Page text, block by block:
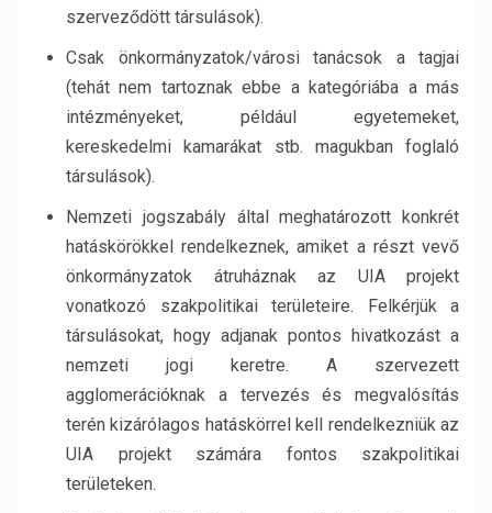
szerveződött társulások).
Csak önkormányzatok/városi tanácsok a tagjai
(tehát nem tartoznak ebbe a kategóriába a más
intézményeket, például egyetemeket,
kereskedelmi kamarákat stb. magukban foglaló
társulások).
Nemzeti jogszabály által meghatározott konkrét
hatáskörökkel rendelkeznek, amiket a részt vevő
önkormányzatok átruháznak az UIA projekt
vonatkozó szakpolitikai területeire. Felkérjük a
társulásokat, hogy adjanak pontos hivatkozást a
nemzeti jogi keretre. A szervezett
agglomerációknak a tervezés és megvalósítás
terén kizárólagos hatáskörrel kell rendelkezniük az
UIA projekt számára fontos szakpolitikai
területeken.